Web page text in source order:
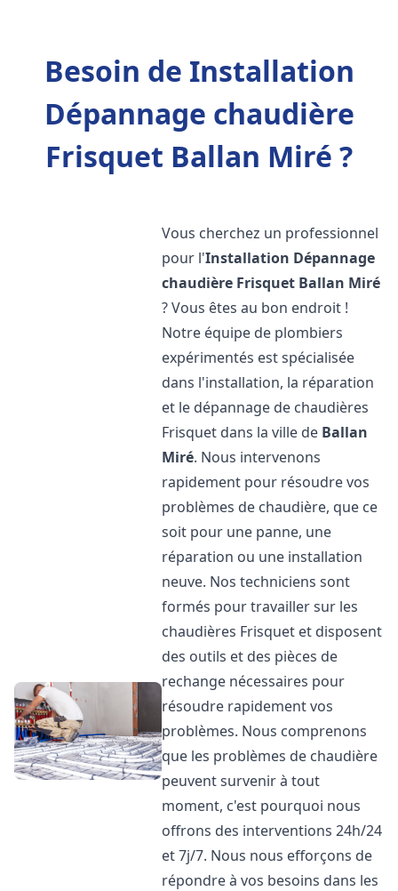
Besoin de Installation
Dépannage chaudière
Frisquet Ballan Miré ?
Vous cherchez un professionnel
pour l'Installation Dépannage
chaudière Frisquet Ballan Miré
? Vous êtes au bon endroit !
Notre équipe de plombiers
expérimentés est spécialisée
dans l'installation, la réparation
et le dépannage de chaudières
Frisquet dans la ville de Ballan
Miré. Nous intervenons
rapidement pour résoudre vos
problèmes de chaudière, que ce
soit pour une panne, une
réparation ou une installation
neuve. Nos techniciens sont
formés pour travailler sur les
chaudières Frisquet et disposent
des outils et des pièces de
rechange nécessaires pour
résoudre rapidement vos
problèmes. Nous comprenons
que les problèmes de chaudière
peuvent survenir à tout
moment, c'est pourquoi nous
offrons des interventions 24h/24
et 7j/7. Nous nous efforçons de
répondre à vos besoins dans les